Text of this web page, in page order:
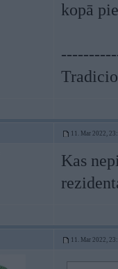
kopā
11. Mar 2022,
Kas
11. Mar 2022,